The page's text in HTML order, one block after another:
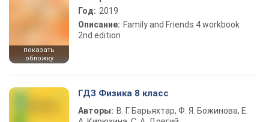
показать
обложку
Год: 2019
Описание: Family and Friends 4 workbook
2nd edition
ГДЗ Физика 8 класс
Авторы: В. Г. Барьяхтар, Ф. Я. Божинова, Е.